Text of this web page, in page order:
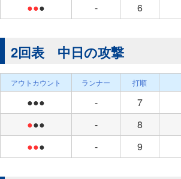
●●● - 6
2回表 中日の攻撃
アウトカウント ランナー 打順
●●● - 7
●●● - 8
●●● - 9